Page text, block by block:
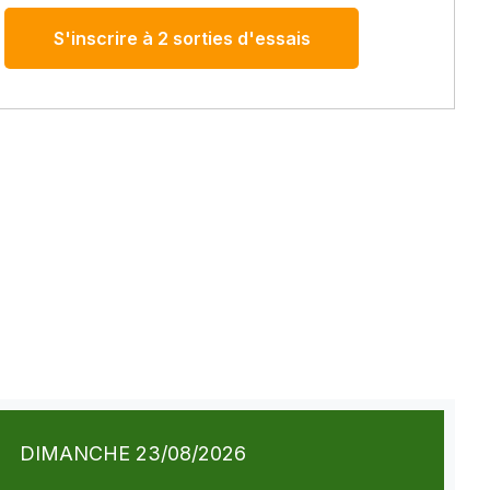
S'inscrire à 2 sorties d'essais
DIMANCHE 23/08/2026